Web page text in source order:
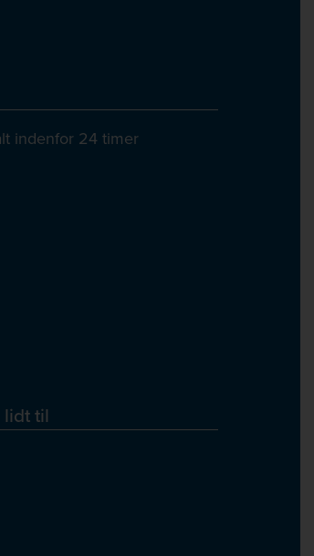
indenfor 24 timer
til